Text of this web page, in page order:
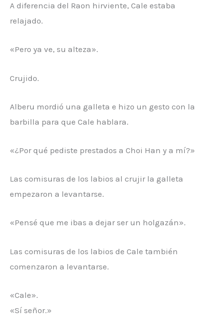
A diferencia del Raon hirviente, Cale estaba
relajado.
«Pero ya ve, su alteza».
Crujido.
Alberu mordió una galleta e hizo un gesto con la
barbilla para que Cale hablara.
«¿Por qué pediste prestados a Choi Han y a mí?»
Las comisuras de los labios al crujir la galleta
empezaron a levantarse.
«Pensé que me ibas a dejar ser un holgazán».
Las comisuras de los labios de Cale también
comenzaron a levantarse.
«Cale».
«Sí señor.»